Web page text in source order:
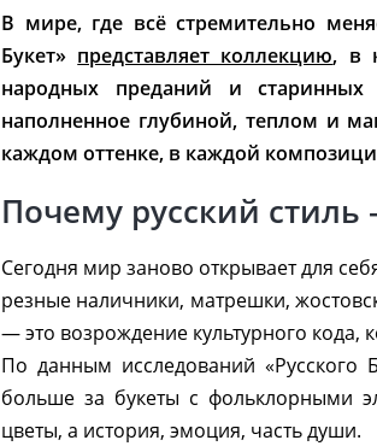
В мире, где всё стремительно
Букет» представляет коллекцию, в
народных преданий и старинных
наполненное глубиной, теплом и
каждом оттенке, в каждой
Почему русский
Сегодня мир заново открывает для
резные наличники, матрешки,
— это возрождение культурного
По данным исследований «Русского
больше за букеты с фольклорными
цветы, а история, эмоция, часть души.